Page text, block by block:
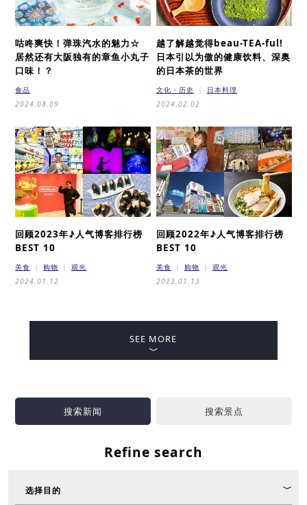
咕咚爽快！弹珠汽水的魅力☆
居然还有大阪独有的章鱼小丸子
口味！？
食品
2024.08.09
越了解越觉得beau-TEA-ful!
日本引以为傲的健康饮料、深奥
的日本茶的世界
文化・历史
日本料理
2024.02.02
回顾2023年♪人气博客排行榜
BEST 10
美食 购物
观光
2024.01.12
回顾2022年♪人气博客排行榜
BEST 10
美食 购物
观光
2023.01.13
SEE MORE
搜索新闻 搜索景点
Refine search
选择目的